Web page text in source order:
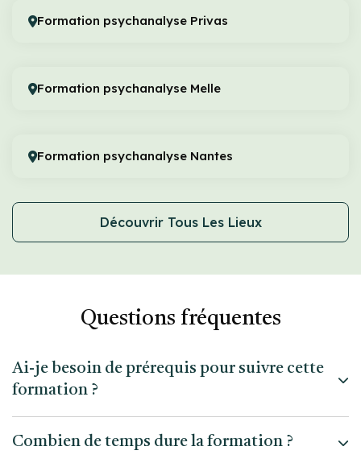
Formation psychanalyse Privas
Formation psychanalyse Melle
Formation psychanalyse Nantes
Découvrir Tous Les Lieux
Questions fréquentes
Ai-je besoin de prérequis pour suivre cette
formation ?
Non, aucun prérequis n'est nécessaire. La formation est
conçue pour être accessible aux débutants comme aux
Combien de temps dure la formation ?